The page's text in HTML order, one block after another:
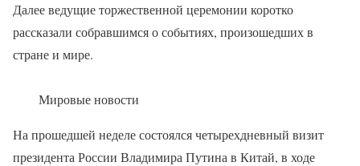
Далее ведущие торжественной церемонии коротко
рассказали собравшимся о событиях, произошедших в
стране и мире.
Мировые новости
На прошедшей неделе состоялся четырехдневный визит
президента России Владимира Путина в Китай, в ходе